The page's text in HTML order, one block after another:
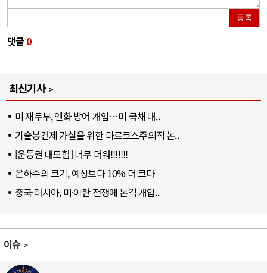
등록
댓글 0
최신기사
미 재무부, 엔화 방어 개입…미 국채 대..
기술봉건제 가설을 위한 마르크스주의적 논..
[운동권 대모험] 너무 더워!!!!!!!
은하수의 크기, 예상보다 10% 더 크다
중국·러시아, 미·이란 전쟁에 본격 개입..
이슈